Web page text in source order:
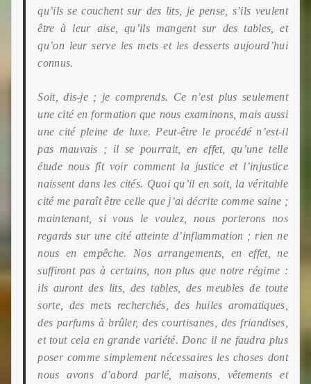
qu’ils se couchent sur des lits, je pense, s’ils veulent
être à leur aise, qu’ils mangent sur des tables, et
qu’on leur serve les mets et les desserts aujourd’hui
connus.
Soit, dis-je ; je comprends. Ce n’est plus seulement
une cité en formation que nous examinons, mais aussi
une cité pleine de luxe. Peut-être le procédé n’est-il
pas mauvais ; il se pourrait, en effet, qu’une telle
étude nous fît voir comment la justice et l’injustice
naissent dans les cités. Quoi qu’il en soit, la véritable
cité me paraît être celle que j’ai décrite comme saine ;
maintenant, si vous le voulez, nous porterons nos
regards sur une cité atteinte d’inflammation ; rien ne
nous en empêche. Nos arrangements, en effet, ne
suffiront pas à certains, non plus que notre régime :
ils auront des lits, des tables, des meubles de toute
sorte, des mets recherchés, des huiles aromatiques,
des parfums à brûler, des courtisanes, des friandises,
et tout cela en grande variété. Donc il ne faudra plus
poser comme simplement nécessaires les choses dont
nous avons d’abord parlé, maisons, vêtements et